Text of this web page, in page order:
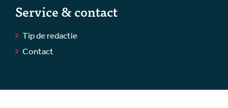
Service & contact
Tip de redactie
Contact